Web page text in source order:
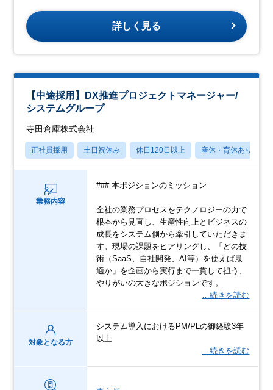
詳しく見る
【中途採用】DX推進プロジェクトマネージャー/
システムグループ
寺田倉庫株式会社
正社員採用 土日祝休み 休日120日以上 産休・育休あり
業務内容
### 本ポジションのミッション
全社の業務プロセスをテクノロジーの力で
根本から見直し、生産性向上とビジネスの
成長をシステム側から牽引していただきま
す。現場の課題をヒアリングし、「どの技
術（SaaS、自社開発、AI等）を使えば最
適か」を企画から実行まで一貫して担う、
やりがいの大きなポジションです。
…続きを読む
対象となる方
システム導入におけるPM/PLの御経験3年
以上
…続きを読む